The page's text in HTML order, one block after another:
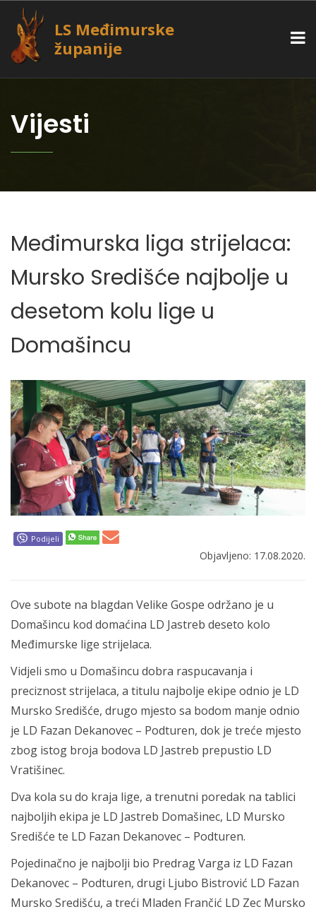
LS Međimurske
županije
Vijesti
Međimurska liga strijelaca:
Mursko Središće najbolje u
desetom kolu lige u
Domašincu
Podijeli
Objavljeno: 17.08.2020.
Ove subote na blagdan Velike Gospe održano je u
Domašincu kod domaćina LD Jastreb deseto kolo
Međimurske lige strijelaca.
Vidjeli smo u Domašincu dobra raspucavanja i
preciznost strijelaca, a titulu najbolje ekipe odnio je LD
Mursko Središće, drugo mjesto sa bodom manje odnio
je LD Fazan Dekanovec – Podturen, dok je treće mjesto
zbog istog broja bodova LD Jastreb prepustio LD
Vratišinec.
Dva kola su do kraja lige, a trenutni poredak na tablici
najboljih ekipa je LD Jastreb Domašinec, LD Mursko
Središće te LD Fazan Dekanovec – Podturen.
Pojedinačno je najbolji bio Predrag Varga iz LD Fazan
Dekanovec – Podturen, drugi Ljubo Bistrović LD Fazan
Mursko Središću, a treći Mladen Frančić LD Zec Mursko